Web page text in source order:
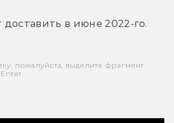
доставить в июне 2022-го.
пожалуйста, выделите фрагмент